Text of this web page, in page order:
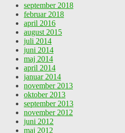
september 2018
februar 2018
april 2016
august 2015
juli 2014
juni 2014
maj 2014
april 2014
januar 2014
november 2013
oktober 2013
september 2013
november 2012
juni 2012
maj 2012